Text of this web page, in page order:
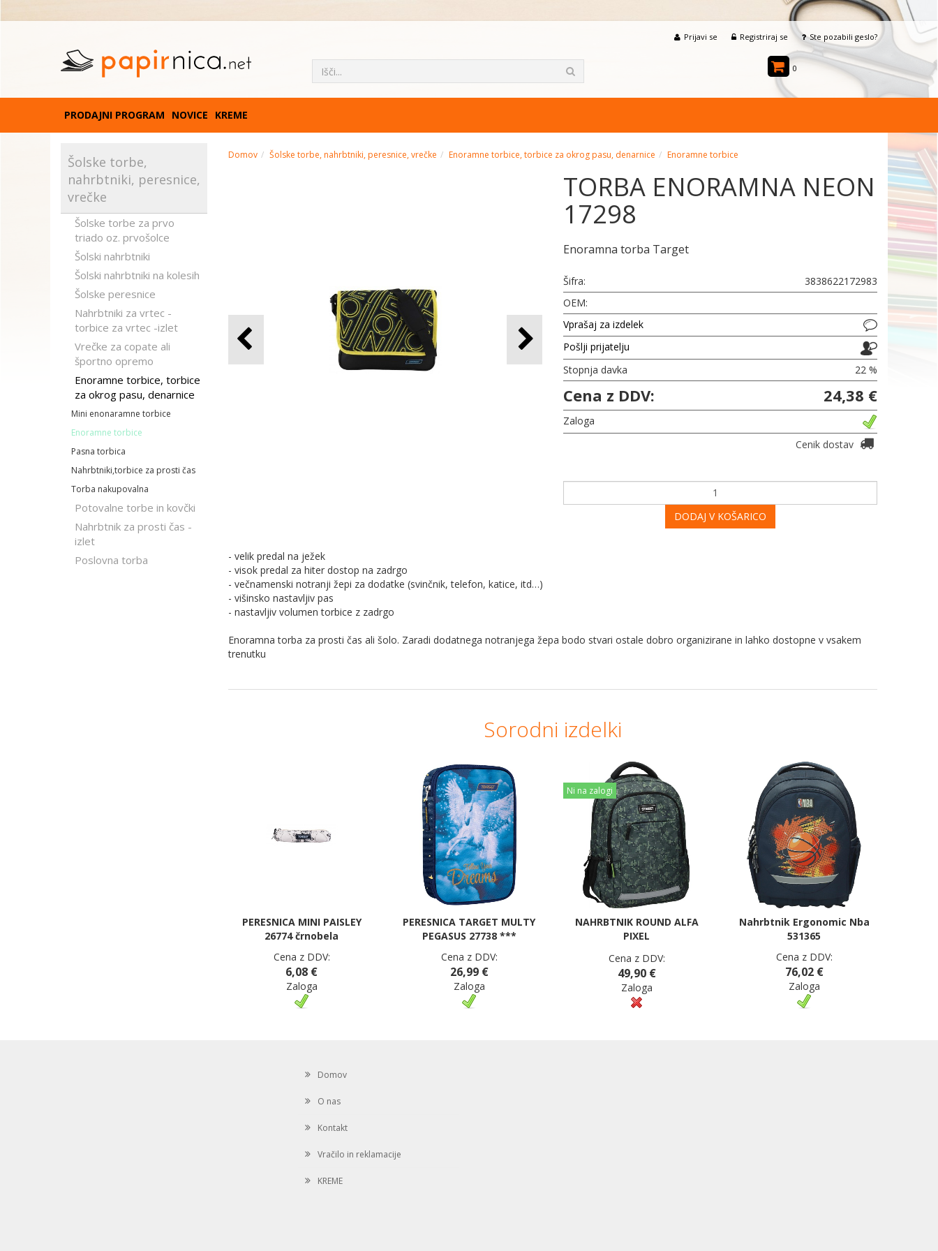
Prijavi se Registriraj se Ste pozabili geslo?
0
PRODAJNI PROGRAM NOVICE KREME
Šolske torbe,
nahrbtniki, peresnice,
vrečke
Šolske torbe za prvo
triado oz. prvošolce
Šolski nahrbtniki
Šolski nahrbtniki na kolesih
Šolske peresnice
Nahrbtniki za vrtec -
torbice za vrtec -izlet
Vrečke za copate ali
športno opremo
Enoramne torbice, torbice
za okrog pasu, denarnice
Mini enonaramne torbice
Enoramne torbice
Pasna torbica
Nahrbtniki,torbice za prosti čas
Torba nakupovalna
Potovalne torbe in kovčki
Nahrbtnik za prosti čas -
izlet
Poslovna torba
Domov Šolske torbe, nahrbtniki, peresnice, vrečke Enoramne torbice, torbice za okrog pasu, denarnice Enoramne torbice
TORBA ENORAMNA NEON
17298
Enoramna torba Target
Šifra:
3838622172983
OEM:
Vprašaj za izdelek
Pošlji prijatelju
Stopnja davka
22 %
Cena z DDV: 24,38 €
Zaloga
Cenik dostav
DODAJ V KOŠARICO
- velik predal na ježek
- visok predal za hiter dostop na zadrgo
- večnamenski notranji žepi za dodatke (svinčnik, telefon, katice, itd…)
- višinsko nastavljiv pas
- nastavljiv volumen torbice z zadrgo
Enoramna torba za prosti čas ali šolo. Zaradi dodatnega notranjega žepa bodo stvari ostale dobro organizirane in lahko dostopne v vsakem
trenutku
Sorodni izdelki
PERESNICA MINI PAISLEY
26774 črnobela
Cena z DDV:
6,08 €
Zaloga
PERESNICA TARGET MULTY
PEGASUS 27738 ***
Cena z DDV:
26,99 €
Zaloga
Ni na zalogi
NAHRBTNIK ROUND ALFA
PIXEL
Cena z DDV:
49,90 €
Zaloga
Nahrbtnik Ergonomic Nba
531365
Cena z DDV:
76,02 €
Zaloga
Domov
O nas
Kontakt
Vračilo in reklamacije
KREME